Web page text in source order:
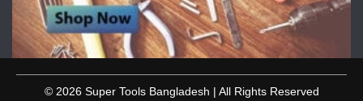
© 2026 Super Tools Bangladesh | All Rights Reserved